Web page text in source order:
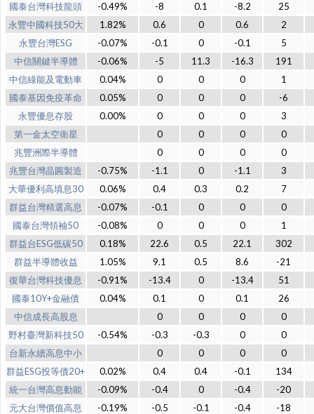
國泰台灣科技龍頭
-0.49% -8 0.1 -8.2
25
永豐中國科技50大
1.82% 0.6 0 0.6
2
永豐台灣ESG
-0.07% -0.1 0 -0.1
5
中信關鍵半導體
-0.06% -5 11.3 -16.3
191
中信綠能及電動車
0.04% 0 0 0
1
國泰基因免疫革命
0.05% 0 0 0
-6
永豐優息存股
0.00% 0 0 0
3
第一金太空衛星
0 0 0
0
兆豐洲際半導體
0 0 0
0
兆豐台灣晶圓製造
-0.75% -1.1 0 -1.1
3
大華優利高填息30
0.06% 0.4 0.3 0.2
7
群益台灣精選高息
-0.07% -0.1 0 0
0
國泰台灣領袖50
-0.08% 0 0 0
1
群益台ESG低碳50
0.18% 22.6 0.5 22.1
302
群益半導體收益
1.05% 9.1 0.5 8.6
-21
復華台灣科技優息
-0.91% -13.4 0 -13.4
51
國泰10Y+金融債
0.04% 0.1 0 0.1
26
中信成長高股息
0 0 0
0
野村臺灣新科技50
-0.54% -0.3 -0.3 0
0
台新永續高息中小
0 0 0
0
群益ESG投等債20+
0.02% 0.4 0.4 -0.1
134
統一台灣高息動能
-0.09% -0.4 0 -0.4
-20
元大台灣價值高息
-0.19% -0.5 -0.1 -0.4
-18